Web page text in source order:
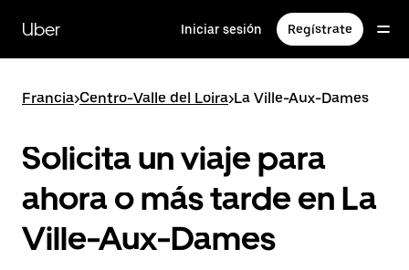
contenido
principal
Uber Iniciar sesión Regístrate
Francia>Centro-Valle del Loira>La Ville-Aux-Dames
Solicita un viaje para
ahora o más tarde en La
Ville-Aux-Dames